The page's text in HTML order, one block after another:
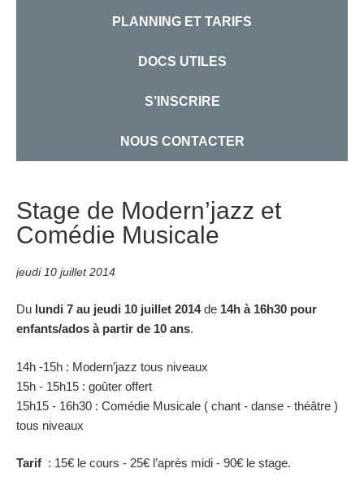
PLANNING ET TARIFS
DOCS UTILES
S’INSCRIRE
NOUS CONTACTER
Stage de Modern’jazz et
Comédie Musicale
jeudi 10 juillet 2014
Du lundi 7 au jeudi 10 juillet 2014de 14h à 16h30 pour
enfants/ados à partir de 10 ans.
14h -15h : Modern’jazz tous niveaux
15h - 15h15 : goûter offert
15h15 - 16h30 : Comédie Musicale ( chant - danse - théâtre )
tous niveaux
Tarif : 15€ le cours - 25€ l’après midi - 90€ le stage.